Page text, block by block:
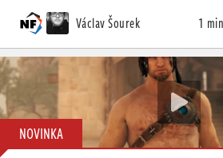
Václav Šourek 1
NOVINKA